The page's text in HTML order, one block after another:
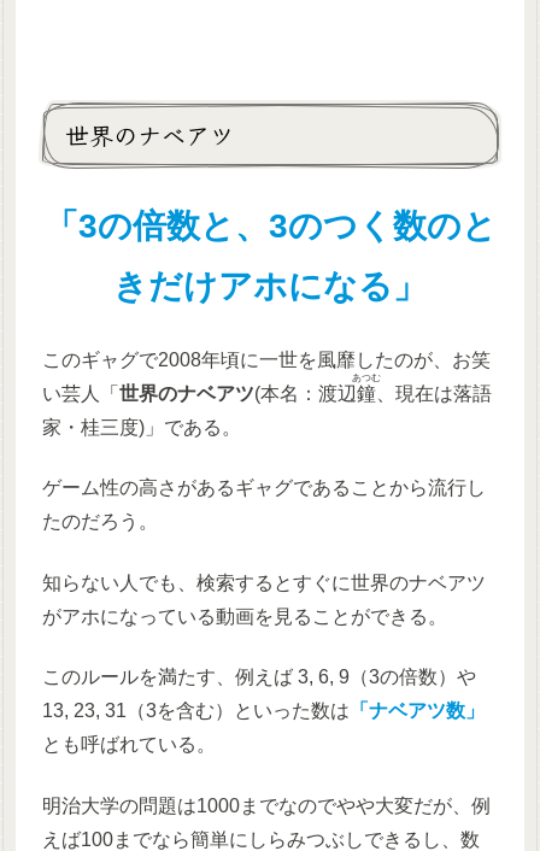
世界のナベアツ
「3の倍数と 、 3のつく数のと
きだけアホになる」
このギャグで2008年頃に一世を風靡したのが、お笑
い芸人「世界のナベアツ(本名：渡辺鐘
あつむ
、現在は落語
家・桂三度)」である。
ゲーム性の高さがあるギャグであることから流行し
たのだろう。
知らない人でも、検索するとすぐに世界のナベアツ
がアホになっている動画を見ることができる。
このルールを満たす、例えば 3, 6, 9（3の倍数）や
13, 23, 31（3を含む）といった数は 「ナベアツ数」
とも呼ばれている。
明治大学の問題は1000までなのでやや大変だが、例
えば100までなら簡単にしらみつぶしできるし、数